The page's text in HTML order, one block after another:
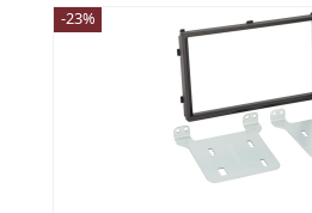
-23%